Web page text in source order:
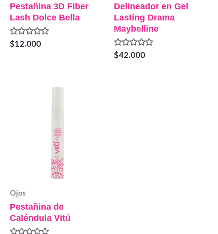
Pestañina 3D Fiber
Lash Dolce Bella
Valorado
en
$12.000
Delineador en Gel
Lasting Drama
Maybelline
Valorado
en
$42.000
Ojos
Pestañina de
Caléndula Vitú